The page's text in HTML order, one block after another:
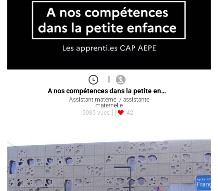
|
A nos compétences dans la petite en…
Assistant maternel / assistante
maternelle
5085 vues
42